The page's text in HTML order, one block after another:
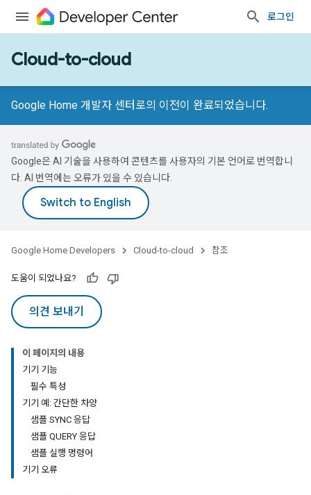
로그인
Cloud-to-cloud
Google Home 개발자 센터로의 이전이 완료되었습니다.
Google은 AI 기술을 사용하여 콘텐츠를 사용자의 기본 언어로 번역합니
다. AI 번역에는 오류가 있을 수 있습니다.
Google Home Developers Cloud-to-cloud 참조
도움이 되었나요?
의견 보내기
이 페이지의 내용
기기 기능
필수 특성
기기 예: 간단한 차양
샘플 SYNC 응답
샘플 QUERY 응답
샘플 실행 명령어
기기 오류